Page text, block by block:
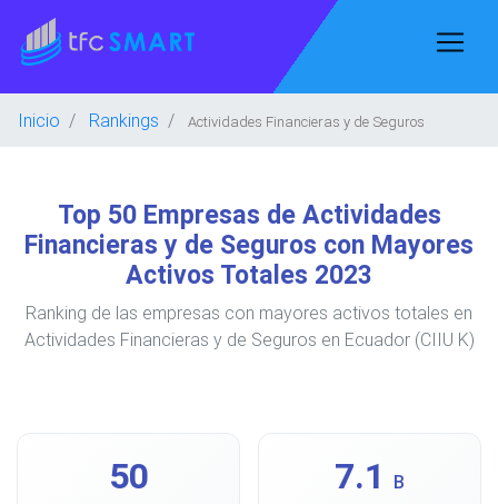
Inicio Rankings Actividades Financieras y de Seguros
Top 50 Empresas de Actividades
Financieras y de Seguros con Mayores
Activos Totales 2023
Ranking de las empresas con mayores activos totales en
Actividades Financieras y de Seguros en Ecuador (CIIU K)
50 7.1 B